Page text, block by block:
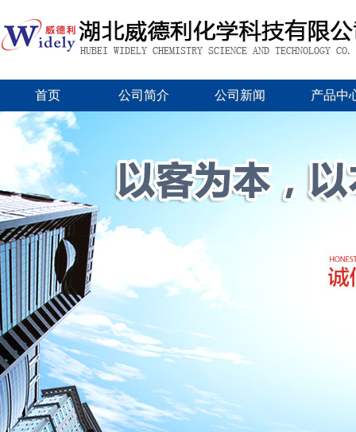
首页 公司简介 公司新闻 产品中